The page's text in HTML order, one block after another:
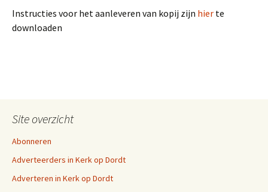
Instructies voor het aanleveren van kopij zijn hier te
downloaden
Site overzicht
Abonneren
Adverteerders in Kerk op Dordt
Adverteren in Kerk op Dordt